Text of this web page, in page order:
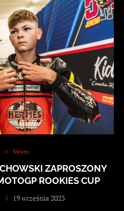
Newsy
ZAPROSZONY
ROOKIES CUP
19 września 2023